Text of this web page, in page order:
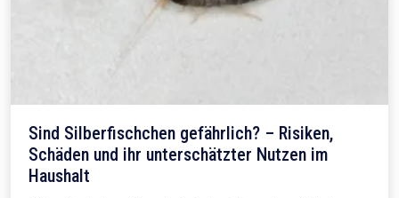
Sind Silberfischchen gefährlich? – Risiken,
Schäden und ihr unterschätzter Nutzen im
Haushalt